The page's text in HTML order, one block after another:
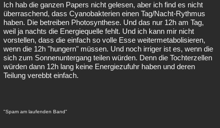
Ich hab die ganzen Papers nicht gelesen, aber ich find es nicht
überraschend, dass Cyanobakterien einen Tag/Nacht-Rythmus
haben. Die betreiben Photosynthese. Und das nur 12h am Tag,
weil ja nachts die Energiequelle fehlt. Und ich kann mir nicht
vorstellen, dass die einfach so volle Esse weitermetabolisieren,
wenn die 12h "hungern" müssen. Und noch irriger ist es, wenn die
sich zum Sonnenuntergang teilen würden. Denn die Tochterzellen
würden dann 12h lang keine Energiezufuhr haben und deren
Teilung verebbt einfach.
"Spam am laufenden Band"